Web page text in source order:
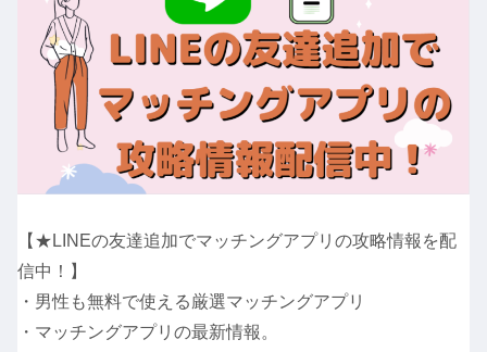
【★LINEの友達追加でマッチングアプリの攻略情報を配
信中！】
・男性も無料で使える厳選マッチングアプリ
・マッチングアプリの最新情報。